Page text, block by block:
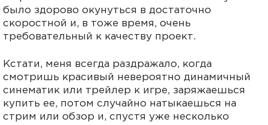
было здорово окунуться в достаточно
скоростной и, в тоже время, очень
требовательный к качеству проект.
Кстати, меня всегда раздражало, когда
смотришь красивый невероятно динамичный
синематик или трейлер к игре, заряжаешься
купить ее, потом случайно натыкаешься на
стрим или обзор и, спустя уже несколько